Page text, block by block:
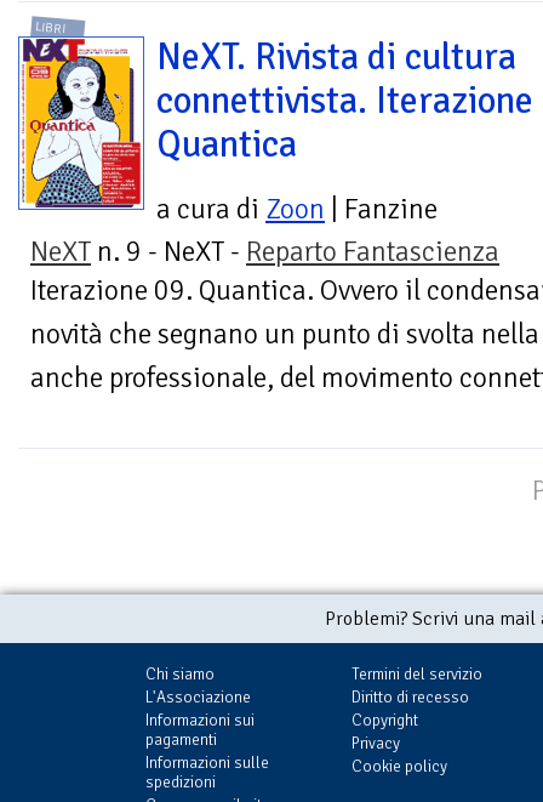
LIBRI
NeXT. Rivista di cultura
connettivista. Iterazione
Quantica
a cura di Zoon | Fanzine
NeXT n. 9 - NeXT - Reparto Fantascienza
Iterazione 09. Quantica. Ovvero il
novità che segnano un punto di svolta
anche professionale, del movimento
Problemi? Scrivi una
Chi siamo
L'Associazione
Informazioni sui
pagamenti
Informazioni sulle
spedizioni
Termini del servizio
Diritto di recesso
Copyright
Privacy
Cookie policy